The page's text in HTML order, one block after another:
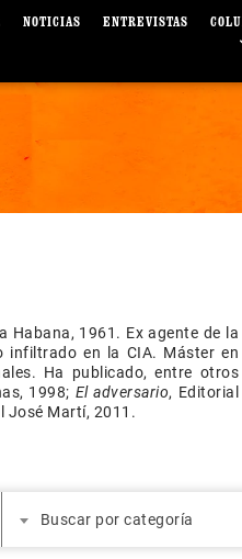
NOTICIAS ENTREVISTAS
Habana, 1961. Ex agente de la
infiltrado en la CIA. Máster en
Ha publicado, entre otros
1998; El adversario, Editorial
José Martí, 2011.
Buscar por categoría